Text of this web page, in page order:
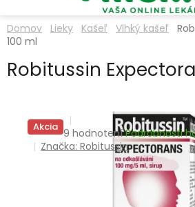
VITAMÍNY
MINERÁLY
TRÁVENIE
Domov Lieky Kašeľ Vlhký kašeľ
100 ml
Robitussin
Akcia Priemerné
hodnotenie
9 hodnotení Podrobnosti
Značka:Robitussin